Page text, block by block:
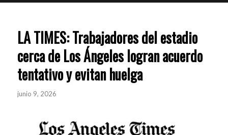
LA TIMES: Trabajadores del estadio
cerca de Los Ángeles logran acuerdo
tentativo y evitan huelga
junio 9, 2026